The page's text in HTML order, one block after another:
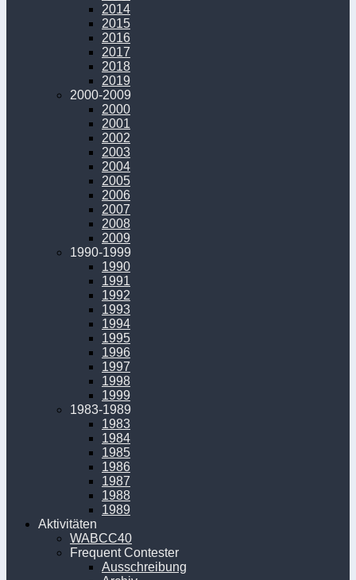
2014
2015
2016
2017
2018
2019
2000-2009
2000
2001
2002
2003
2004
2005
2006
2007
2008
2009
1990-1999
1990
1991
1992
1993
1994
1995
1996
1997
1998
1999
1983-1989
1983
1984
1985
1986
1987
1988
1989
Aktivitäten
WABCC40
Frequent Contester
Ausschreibung